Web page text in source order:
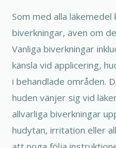
Som med alla läkemedel
biverkningar, även om
Vanliga biverkningar
känsla vid applicering,
i behandlade områden.
huden vänjer sig vid
allvarliga biverkningar
hudytan, irritation eller